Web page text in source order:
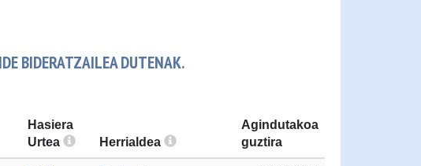
BIDERATZAILEA DUTENAK.
Hasiera
Urtea
Herrialdea
Agindutakoa
guztira